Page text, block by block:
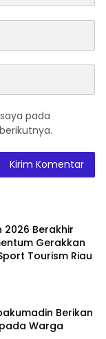
pada
2026 Berakhir
Gerakkan
Tourism Riau
Berikan
Warga